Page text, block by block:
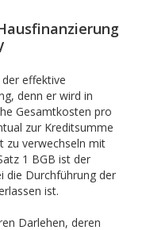
effektive
denn er wird in
Gesamtkosten pro
zur Kreditsumme
zu verwechseln mit
1 BGB ist der
die Durchführung der
ist.
Darlehen, deren